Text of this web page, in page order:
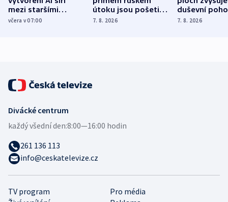
mezi staršími
Poláky nebezpečné
včera v 07:00
útoku jsou pošetilé,
míní estonský
7. 8. 2026
duševní
ukázala
7. 8. 2026
TV program
Pro média
Divácké centrum
každý všední den:8:00—16:00 hodin
261 136 113
info@ceskatelevize.cz